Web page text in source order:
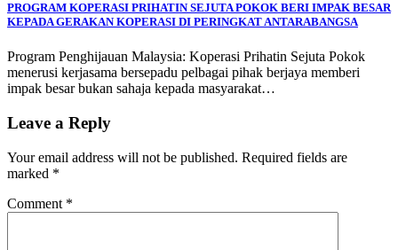
PROGRAM KOPERASI PRIHATIN SEJUTA POKOK BERI IMPAK BESAR
KEPADA GERAKAN KOPERASI DI PERINGKAT ANTARABANGSA
Program Penghijauan Malaysia: Koperasi Prihatin Sejuta Pokok
menerusi kerjasama bersepadu pelbagai pihak berjaya memberi
impak besar bukan sahaja kepada masyarakat…
Leave a Reply
Your email address will not be published. Required fields are
marked *
Comment *